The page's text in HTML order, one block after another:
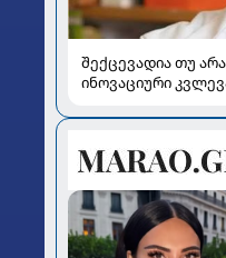
შექცევადია თუ
ინოვაციური